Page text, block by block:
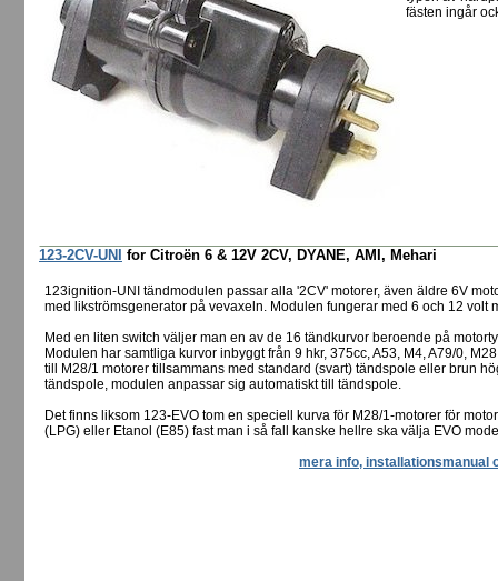
fästen ingår
123-2CV-UNI for Citroën 6 & 12V 2CV, DYANE, AMI, Mehari
123ignition-UNI tändmodulen passar alla '2CV' motorer, även äldre 6V
med likströmsgenerator på vevaxeln. Modulen fungerar med 6 och 12 volt
Med en liten switch väljer man en av de 16 tändkurvor beroende på
Modulen har samtliga kurvor inbyggt från 9 hkr, 375cc, A53, M4, A79/0,
till M28/1 motorer tillsammans med standard (svart) tändspole eller brun
tändspole, modulen anpassar sig automatiskt till tändspole.
Det finns liksom 123-EVO tom en speciell kurva för M28/1-motorer för
(LPG) eller Etanol (E85) fast man i så fall kanske hellre ska välja EVO
mera info, installationsmanual